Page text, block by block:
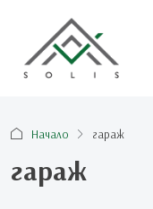
Начало гараж
гараж